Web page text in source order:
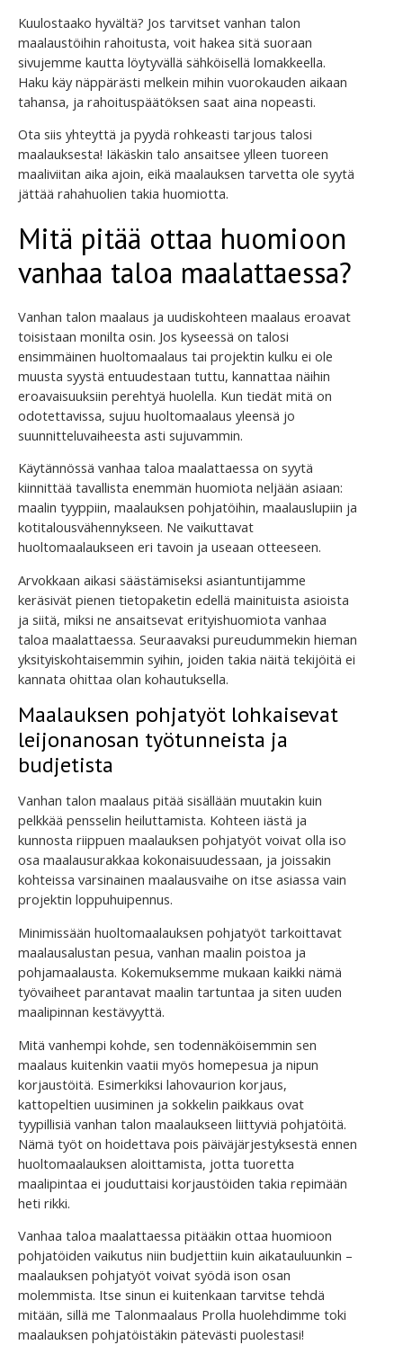
Kuulostaako hyvältä? Jos tarvitset vanhan talon
maalaustöihin rahoitusta, voit hakea sitä suoraan
sivujemme kautta löytyvällä sähköisellä lomakkeella.
Haku käy näppärästi melkein mihin vuorokauden aikaan
tahansa, ja rahoituspäätöksen saat aina nopeasti.
Ota siis yhteyttä ja pyydä rohkeasti tarjous talosi
maalauksesta! Iäkäskin talo ansaitsee ylleen tuoreen
maaliviitan aika ajoin, eikä maalauksen tarvetta ole syytä
jättää rahahuolien takia huomiotta.
Mitä pitää ottaa huomioon
vanhaa taloa maalattaessa?
Vanhan talon maalaus ja uudiskohteen maalaus eroavat
toisistaan monilta osin. Jos kyseessä on talosi
ensimmäinen huoltomaalaus tai projektin kulku ei ole
muusta syystä entuudestaan tuttu, kannattaa näihin
eroavaisuuksiin perehtyä huolella. Kun tiedät mitä on
odotettavissa, sujuu huoltomaalaus yleensä jo
suunnitteluvaiheesta asti sujuvammin.
Käytännössä vanhaa taloa maalattaessa on syytä
kiinnittää tavallista enemmän huomiota neljään asiaan:
maalin tyyppiin, maalauksen pohjatöihin, maalauslupiin ja
kotitalousvähennykseen. Ne vaikuttavat
huoltomaalaukseen eri tavoin ja useaan otteeseen.
Arvokkaan aikasi säästämiseksi asiantuntijamme
keräsivät pienen tietopaketin edellä mainituista asioista
ja siitä, miksi ne ansaitsevat erityishuomiota vanhaa
taloa maalattaessa. Seuraavaksi pureudummekin hieman
yksityiskohtaisemmin syihin, joiden takia näitä tekijöitä ei
kannata ohittaa olan kohautuksella.
Maalauksen pohjatyöt lohkaisevat
leijonanosan työtunneista ja
budjetista
Vanhan talon maalaus pitää sisällään muutakin kuin
pelkkää pensselin heiluttamista. Kohteen iästä ja
kunnosta riippuen maalauksen pohjatyöt voivat olla iso
osa maalausurakkaa kokonaisuudessaan, ja joissakin
kohteissa varsinainen maalausvaihe on itse asiassa vain
projektin loppuhuipennus.
Minimissään huoltomaalauksen pohjatyöt tarkoittavat
maalausalustan pesua, vanhan maalin poistoa ja
pohjamaalausta. Kokemuksemme mukaan kaikki nämä
työvaiheet parantavat maalin tartuntaa ja siten uuden
maalipinnan kestävyyttä.
Mitä vanhempi kohde, sen todennäköisemmin sen
maalaus kuitenkin vaatii myös homepesua ja nipun
korjaustöitä. Esimerkiksi lahovaurion korjaus,
kattopeltien uusiminen ja sokkelin paikkaus ovat
tyypillisiä vanhan talon maalaukseen liittyviä pohjatöitä.
Nämä työt on hoidettava pois päiväjärjestyksestä ennen
huoltomaalauksen aloittamista, jotta tuoretta
maalipintaa ei jouduttaisi korjaustöiden takia repimään
heti rikki.
Vanhaa taloa maalattaessa pitääkin ottaa huomioon
pohjatöiden vaikutus niin budjettiin kuin aikatauluunkin –
maalauksen pohjatyöt voivat syödä ison osan
molemmista. Itse sinun ei kuitenkaan tarvitse tehdä
mitään, sillä me Talonmaalaus Prolla huolehdimme toki
maalauksen pohjatöistäkin pätevästi puolestasi!